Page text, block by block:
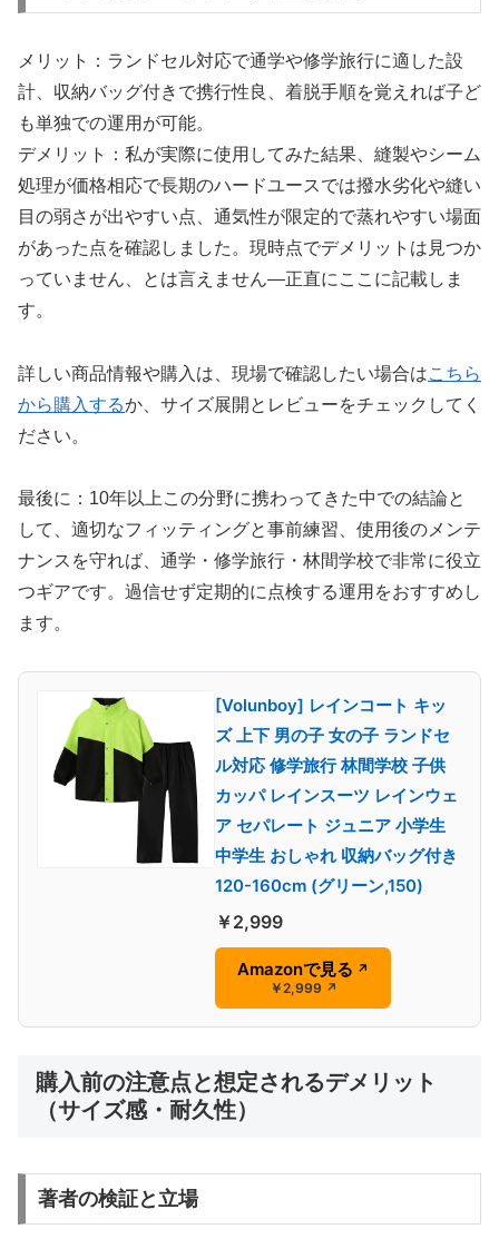
メリット：ランドセル対応で通学や修学旅行に適した設
計、収納バッグ付きで携行性良、着脱手順を覚えれば子ど
も単独での運用が可能。
デメリット：私が実際に使用してみた結果、縫製やシーム
処理が価格相応で長期のハードユースでは撥水劣化や縫い
目の弱さが出やすい点、通気性が限定的で蒸れやすい場面
があった点を確認しました。現時点でデメリットは見つか
っていません、とは言えません—正直にここに記載しま
す。
詳しい商品情報や購入は、現場で確認したい場合はこちら
から購入するか、サイズ展開とレビューをチェックしてく
ださい。
最後に：10年以上この分野に携わってきた中での結論と
して、適切なフィッティングと事前練習、使用後のメンテ
ナンスを守れば、通学・修学旅行・林間学校で非常に役立
つギアです。過信せず定期的に点検する運用をおすすめし
ます。
[Volunboy] レインコート キッ
ズ 上下 男の子 女の子 ランドセ
ル対応 修学旅行 林間学校 子供
カッパ レインスーツ レインウェ
ア セパレート ジュニア 小学生
中学生 おしゃれ 収納バッグ付き
120-160cm (グリーン,150)
￥2,999
Amazonで見る ↗
￥2,999 ↗
購入前の注意点と想定されるデメリット
（サイズ感・耐久性）
著者の検証と立場